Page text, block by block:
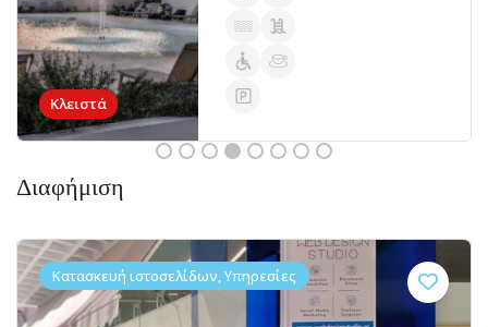
Διαφήμιση
Κατασκευή ιστοσελίδων, Υπηρεσίες